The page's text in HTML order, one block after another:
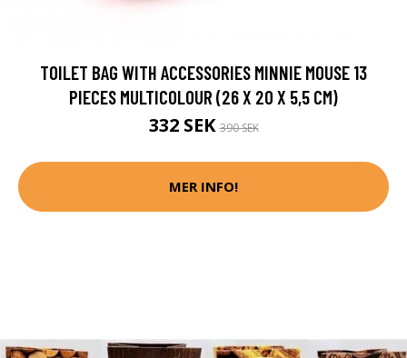
TOILET BAG WITH ACCESSORIES MINNIE MOUSE 13
PIECES MULTICOLOUR (26 X 20 X 5,5 CM)
332 SEK390 SEK
MER INFO!